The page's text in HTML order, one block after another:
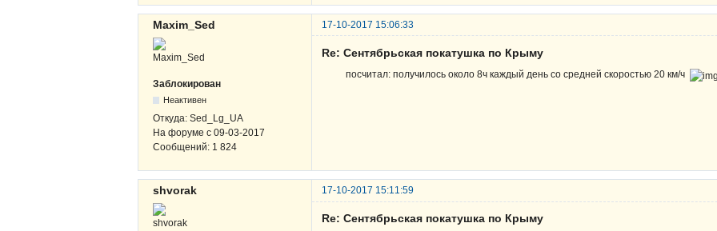
Maxim_Sed 17-10-2017 15:06:33
Заблокирован
Неактивен
Откуда: Sed_Lg_UA
На форуме с 09-03-2017
Сообщений: 1 824
Re: Сентябрьская покатушка по Крыму
посчитал: получилось около 8ч каждый день со средней скоростью 20 км/ч
shvorak 17-10-2017 15:11:59
Re: Сентябрьская покатушка по Крыму